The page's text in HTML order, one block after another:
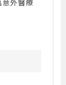
意外醫療